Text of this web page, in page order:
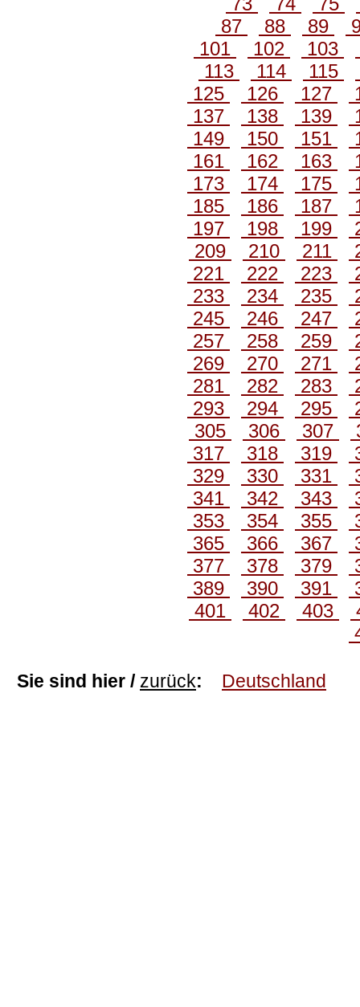
87
88 89
101
102 103
113
114 115
125
126 127
137
138 139
149
150 151
161
162 163
173
174 175
185
186 187
197
198 199
209
210 211
221
222 223
233
234 235
245
246 247
257
258 259
269
270 271
281
282 283
293
294 295
305
306 307
317
318 319
329
330 331
341
342 343
353
354 355
365
366 367
377
378 379
389
390 391
401
402 403
Sie sind hier / zurück: Deutschland